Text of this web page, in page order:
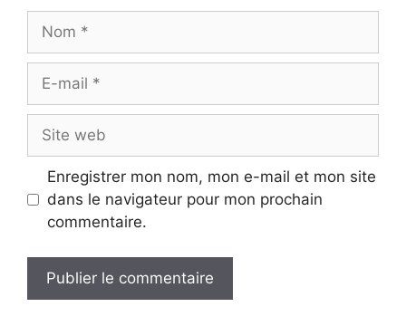
Nom
Site
web
Enregistrer mon nom, mon e-mail et mon site
dans le navigateur pour mon prochain
commentaire.